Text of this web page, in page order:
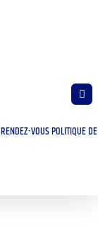
VOUS POLITIQUE DE